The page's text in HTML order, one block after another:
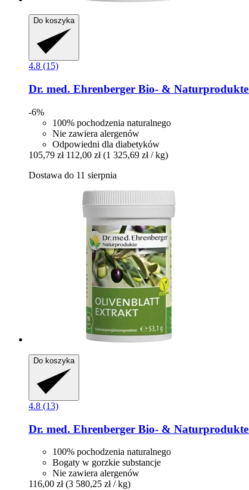
Do koszyka
4.8 (15)
Dr. med. Ehrenberger Bio- & Naturprodukte
-6%
100% pochodzenia naturalnego
Nie zawiera alergenów
Odpowiedni dla diabetyków
105,79 zł 112,00 zł (1 325,69 zł / kg)
Dostawa do 11 sierpnia
Do koszyka
4.8 (13)
Dr. med. Ehrenberger Bio- & Naturprodukte
100% pochodzenia naturalnego
Bogaty w gorzkie substancje
Nie zawiera alergenów
116,00 zł (3 580,25 zł / kg)